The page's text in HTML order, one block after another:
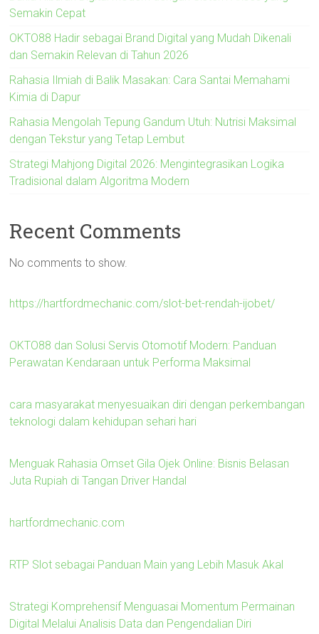
Semakin Cepat
OKTO88 Hadir sebagai Brand Digital yang Mudah Dikenali
dan Semakin Relevan di Tahun 2026
Rahasia Ilmiah di Balik Masakan: Cara Santai Memahami
Kimia di Dapur
Rahasia Mengolah Tepung Gandum Utuh: Nutrisi Maksimal
dengan Tekstur yang Tetap Lembut
Strategi Mahjong Digital 2026: Mengintegrasikan Logika
Tradisional dalam Algoritma Modern
Recent Comments
No comments to show.
https://hartfordmechanic.com/slot-bet-rendah-ijobet/
OKTO88 dan Solusi Servis Otomotif Modern: Panduan
Perawatan Kendaraan untuk Performa Maksimal
cara masyarakat menyesuaikan diri dengan perkembangan
teknologi dalam kehidupan sehari hari
Menguak Rahasia Omset Gila Ojek Online: Bisnis Belasan
Juta Rupiah di Tangan Driver Handal
hartfordmechanic.com
RTP Slot sebagai Panduan Main yang Lebih Masuk Akal
Strategi Komprehensif Menguasai Momentum Permainan
Digital Melalui Analisis Data dan Pengendalian Diri